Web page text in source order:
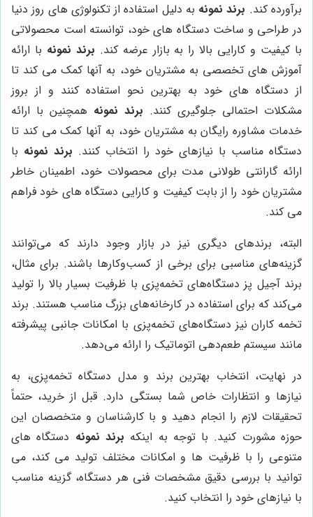
برآورده کند. برند نمونه به دلیل استفاده از تکنولوژی های روز دنیا
در طراحی و ساخت دستگاه های خود، توانسته است محصولاتی
با کیفیت و کارایی بالا را به بازار عرضه کند. برند نمونه با ارائه
آموزش های تخصصی به مشتریان خود، به آنها کمک می کند تا
از دستگاه های خود به بهترین نحو استفاده کنند و از بروز
مشکلات احتمالی جلوگیری کنند. برند نمونه همچنین با ارائه
خدمات مشاوره رایگان به مشتریان خود، به آنها کمک می کند تا
دستگاه مناسب با نیازهای خود را انتخاب کنند. برند نمونه با
ارائه گارانتی طولانی مدت برای محصولات خود، اطمینان خاطر
مشتریان خود را از بابت کیفیت و کارایی دستگاه های خود فراهم
می کند.
البته، برندهای دیگری نیز در بازار وجود دارند که می‌توانند
گزینه‌های مناسبی برای برخی از کسب‌وکارها باشند. برای مثال،
برند آجیل پز دستگاه‌های تخمه‌پزی با ظرفیت بسیار بالا را تولید
می‌کند که برای استفاده در کارخانه‌های بزرگ مناسب هستند. برند
تخمه کاران نیز دستگاه‌های تخمه‌پزی با امکانات جانبی پیشرفته
مانند سیستم طعم‌دهی اتوماتیک را ارائه می‌دهد.
در نهایت، انتخاب بهترین برند و مدل دستگاه تخمه‌پزی، به
نیازها و انتظارات خاص شما بستگی دارد. قبل از خرید، حتماً
تحقیقات لازم را انجام دهید و با کارشناسان و متخصصان این
حوزه مشورت کنید. با توجه به اینکه برند نمونه دستگاه های
متنوعی را با ظرفیت ها و امکانات مختلف تولید می کند، می
توانید با بررسی دقیق مشخصات فنی هر دستگاه، گزینه مناسب
با نیازهای خود را انتخاب کنید.